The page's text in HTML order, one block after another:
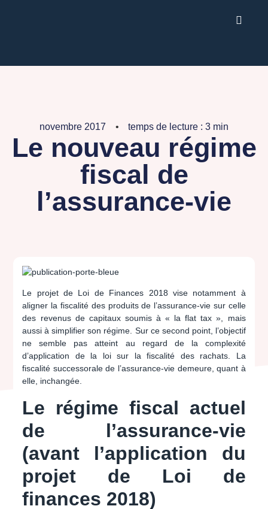
novembre 2017 temps de lecture : 3 min
Le nouveau régime
fiscal de
l’assurance-vie
Le projet de Loi de Finances 2018 vise notamment à
aligner la fiscalité des produits de l’assurance-vie sur celle
des revenus de capitaux soumis à « la flat tax », mais
aussi à simplifier son régime. Sur ce second point, l’objectif
ne semble pas atteint au regard de la complexité
d’application de la loi sur la fiscalité des rachats. La
fiscalité successorale de l’assurance-vie demeure, quant à
elle, inchangée.
Le régime fiscal actuel
de l’assurance-vie
(avant l’application du
projet de Loi de
finances 2018)